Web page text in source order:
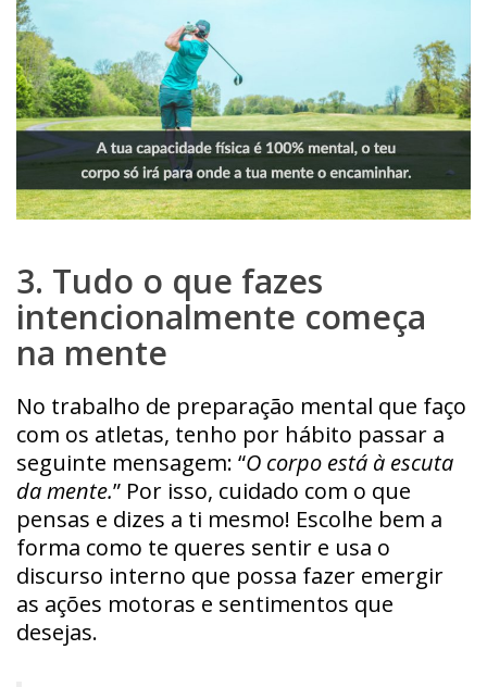
3. Tudo o que fazes
intencionalmente começa
na mente
No trabalho de preparação mental que faço
com os atletas, tenho por hábito passar a
seguinte mensagem: “O corpo está à escuta
da mente.” Por isso, cuidado com o que
pensas e dizes a ti mesmo! Escolhe bem a
forma como te queres sentir e usa o
discurso interno que possa fazer emergir
as ações motoras e sentimentos que
desejas.